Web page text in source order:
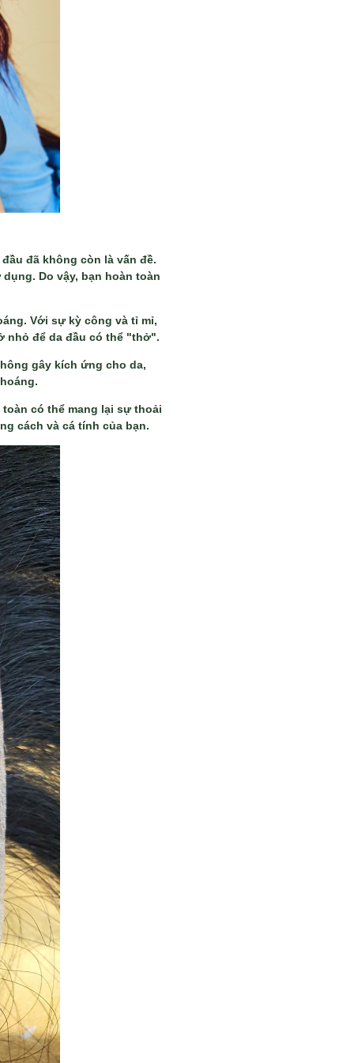
đã không còn là vấn đề.
Do vậy, bạn hoàn toàn
Với sự kỳ công và tỉ mỉ,
nhỏ để da đầu có thể "thở".
gây kích ứng cho da,
có thể mang lại sự thoải
cách và cá tính của bạn.